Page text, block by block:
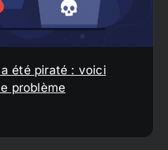
été piraté : voici
problème